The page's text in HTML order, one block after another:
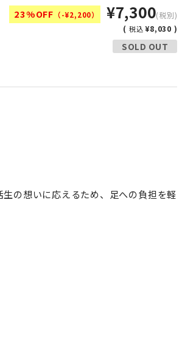
23%OFF （-¥2,200） ¥7,300(税別)
( 税込 ¥8,030 )
SOLD OUT
の想いに応えるため、足への負担を軽